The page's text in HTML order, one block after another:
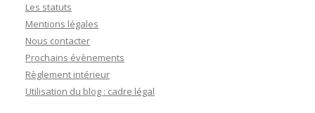
Les statuts
Mentions légales
Nous contacter
Prochains évènements
Règlement intérieur
Utilisation du blog : cadre légal